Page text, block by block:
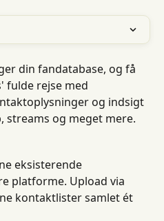
din fandatabase, og få
fulde rejse med
og indsigt
streams og meget mere.
eksisterende
platforme. Upload via
kontaktlister samlet ét